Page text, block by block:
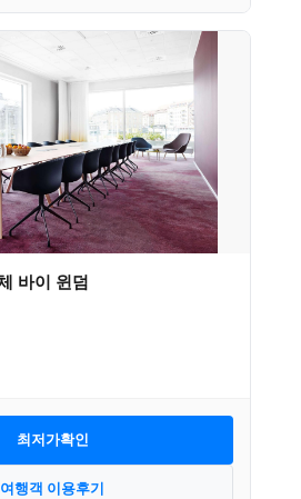
바이 윈덤
최저가확인
여행객 이용후기